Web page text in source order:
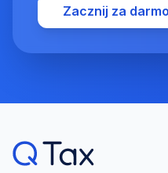
Zacznij za darmo